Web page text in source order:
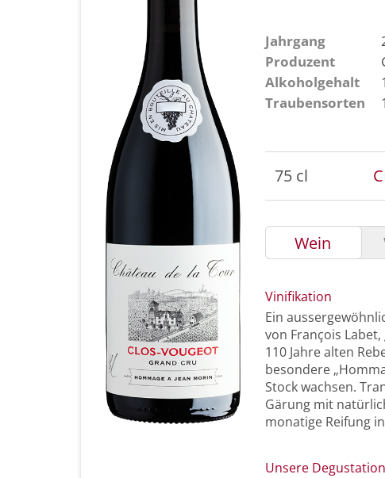
Jahrgang
Produzent
Alkoholgehalt
Traubensorten
75 cl
Wein
Vinifikation
Ein
von François
110 Jahre alten
besondere
Stock wachsen.
Gärung mit
monatige Reifung
Unsere